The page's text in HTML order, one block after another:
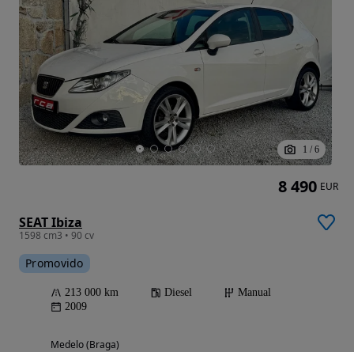
1 / 6
SEAT Ibiza
1598 cm3 • 90 cv
Promovido
213 000 km Diesel
Manual
2009
Medelo (Braga)
8 490 EUR